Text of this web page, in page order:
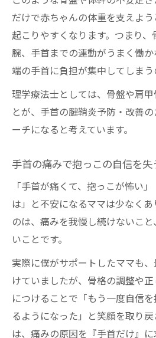
メリット
出張整体で実現する日
体制
正しい骨盤矯正が腱鞘
産後の全身バランス乱
影響
カニズム
ボディメイク・産後の
の重要性
理学療法士が伝える手
育児姿勢のクセから起
極める
出張整体で抱っこの姿勢を
ボディメイク・産後ケ
出張整体
ご自宅で理学療法士が
だけで赤ちゃんの体重を支えよ
起こりやすくなります。つまり、
腕、手首までの連動がうまく働
端の手首に負担が集中してしまう
理学療法士としては、骨盤や肩
とが、手首の腱鞘炎予防・改善
ーチになると考えています。
手首の痛みで抱っこの自信を失
「手首が痛くて、抱っこが怖い
は」と不安になるママは少なく
のは、痛みを我慢し続けないこ
いことです。
実際に僕がサポートしたママも
けていましたが、骨格の調整や
につけることで「もう一度自信
るようになった」と笑顔を取り
は、痛みの原因を『手首だけ』